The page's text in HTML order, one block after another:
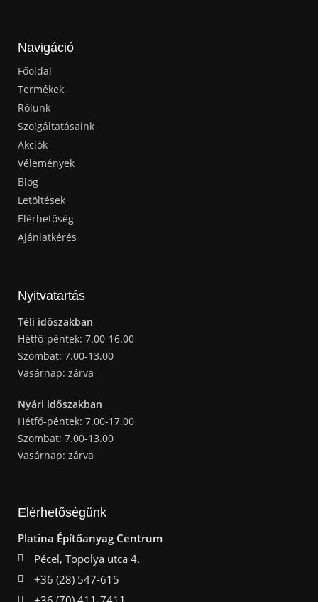
Navigáció
Főoldal
Termékek
Rólunk
Szolgáltatásaink
Akciók
Vélemények
Blog
Letöltések
Elérhetőség
Ajánlatkérés
Nyitvatartás
Téli időszakban
Hétfő-péntek: 7.00-16.00
Szombat: 7.00-13.00
Vasárnap: zárva
Nyári időszakban
Hétfő-péntek: 7.00-17.00
Szombat: 7.00-13.00
Vasárnap: zárva
Elérhetőségünk
Platina Építőanyag Centrum
Pécel, Topolya utca 4.
+36 (28) 547-615